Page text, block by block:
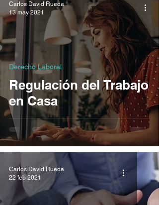
Regulación del Trabajo
en Casa
Derecho Laboral
Carlos David Rueda
13 may 2021
Carlos David Rueda
22 feb 2021